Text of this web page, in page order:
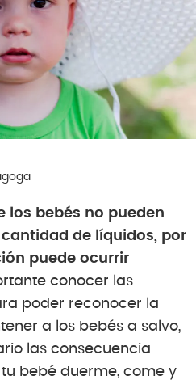
los bebés no pueden
de líquidos, por
puede ocurrir
conocer las
poder reconocer la
a los bebés a salvo,
las consecuencia
bebé duerme, come y